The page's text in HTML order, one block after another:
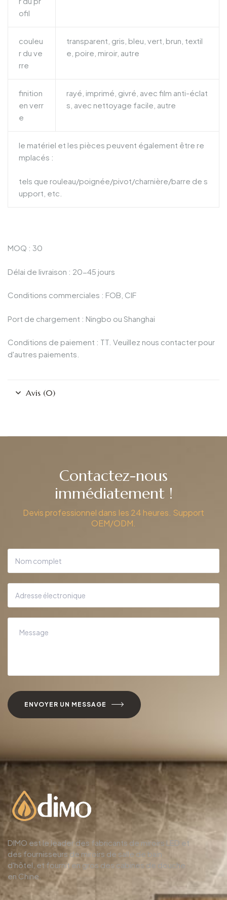
ofil
couleu
r du ve
rre
transparent, gris, bleu, vert, brun, textil
e, poire, miroir, autre
finition
en verr
e
rayé, imprimé, givré, avec film anti-éclat
s, avec nettoyage facile, autre
le matériel et les pièces peuvent également être re
mplacés :
tels que rouleau/poignée/pivot/charnière/barre de s
upport, etc.
MOQ : 30
Délai de livraison : 20-45 jours
Conditions commerciales : FOB, CIF
Port de chargement : Ningbo ou Shanghai
Conditions de paiement : TT. Veuillez nous contacter pour
d'autres paiements.
Avis (0)
Contactez-nous
immédiatement !
Devis professionnel dans les 24 heures. Support
OEM/ODM.
ENVOYER UN MESSAGE
DIMO est le leader des fabricants de miroirs LED et
des fournisseurs de miroirs de salle de bain
d'hôtel, et fournit en gros des cabines de douche
en Chine.